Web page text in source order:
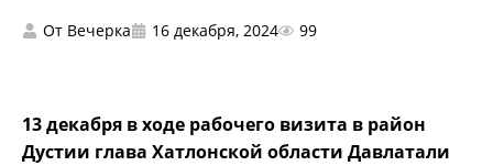
От Вечерка 16 декабря, 2024 99
13 декабря в ходе рабочего визита в район
Дустии глава Хатлонской области Давлатали